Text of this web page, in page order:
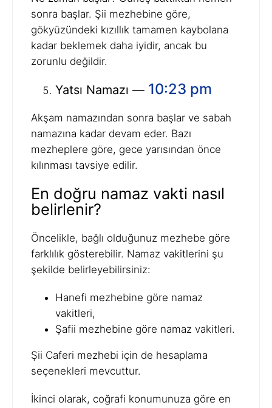
sonra başlar. Şii mezhebine göre,
gökyüzündeki kızıllık tamamen kaybolana
kadar beklemek daha iyidir, ancak bu
zorunlu değildir.
Yatsı Namazı — 10:23 pm
Akşam namazından sonra başlar ve sabah
namazına kadar devam eder. Bazı
mezheplere göre, gece yarısından önce
kılınması tavsiye edilir.
En doğru namaz vakti nasıl
belirlenir?
Öncelikle, bağlı olduğunuz mezhebe göre
farklılık gösterebilir. Namaz vakitlerini şu
şekilde belirleyebilirsiniz:
Hanefi mezhebine göre namaz
vakitleri,
Şafii mezhebine göre namaz vakitleri.
Şii Caferi mezhebi için de hesaplama
seçenekleri mevcuttur.
İkinci olarak, coğrafi konumunuza göre en